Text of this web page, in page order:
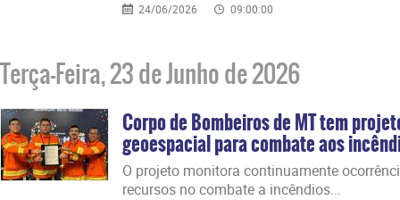
24/06/2026 09:00:00
Terça-Feira, 23 de Junho de 2026
Corpo de Bombeiros de MT tem
geoespacial para combate aos
​O projeto monitora continuamente
recursos no combate a incêndios...